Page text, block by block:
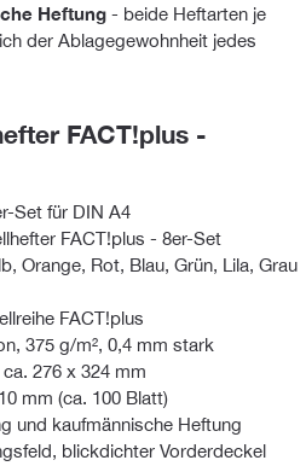
Heftung - beide Heftarten je
der Ablagegewohnheit jedes
FACT!plus -
Set für DIN A4
FACT!plus - 8er-Set
Orange, Rot, Blau, Grün, Lila, Grau
FACT!plus
375 g/m², 0,4 mm stark
276 x 324 mm
mm (ca. 100 Blatt)
und kaufmännische Heftung
blickdichter Vorderdeckel